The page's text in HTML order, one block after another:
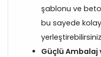
şablonu ve
bu sayede
Güçlü Ambalaj